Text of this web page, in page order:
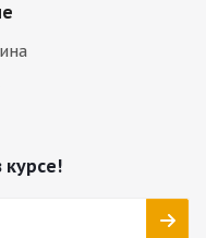
курсе!